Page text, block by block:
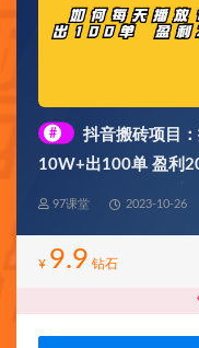
#
抖音搬砖项目
10W+出100单 盈利
97课堂 2023-10-26
¥ 9.9 钻石